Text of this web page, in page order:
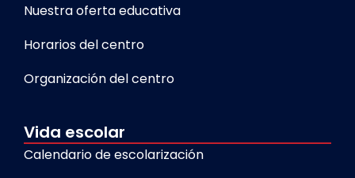
Nuestra oferta educativa
Horarios del centro
Organización del centro
Vida escolar
Calendario de escolarización